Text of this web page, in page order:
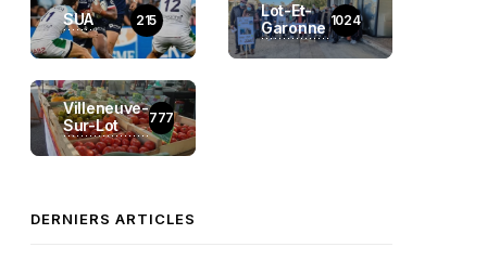
SUA 215
Lot-Et-
Garonne 1024
Villeneuve-
Sur-Lot
777
DERNIERS ARTICLES